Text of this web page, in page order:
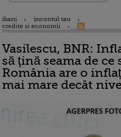
ibani
incontul tau
credite si economii
Vasilescu, BNR:
să ţină seama de
România are o
mai mare decât